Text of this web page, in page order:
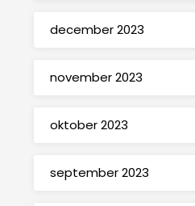
december 2023
november 2023
oktober 2023
september 2023